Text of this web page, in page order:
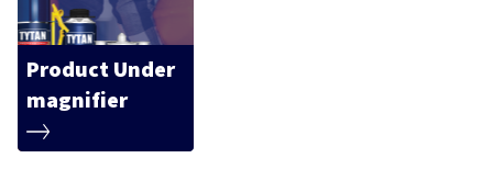
Product Under
magnifier